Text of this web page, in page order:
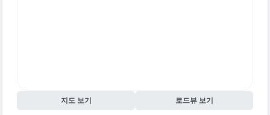
지도 보기 로드뷰 보기